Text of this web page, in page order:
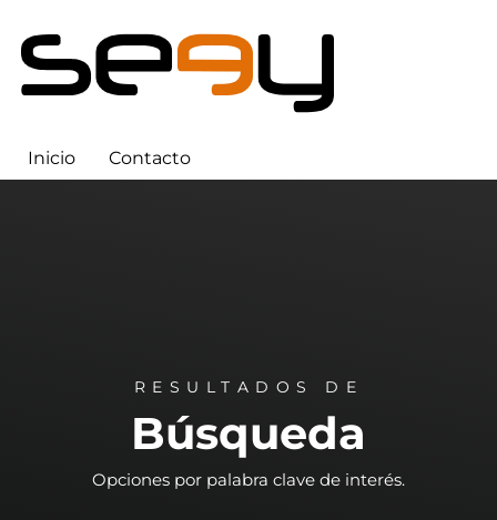
Inicio Contacto
RESULTADOS DE
Búsqueda
Opciones por palabra clave de interés.